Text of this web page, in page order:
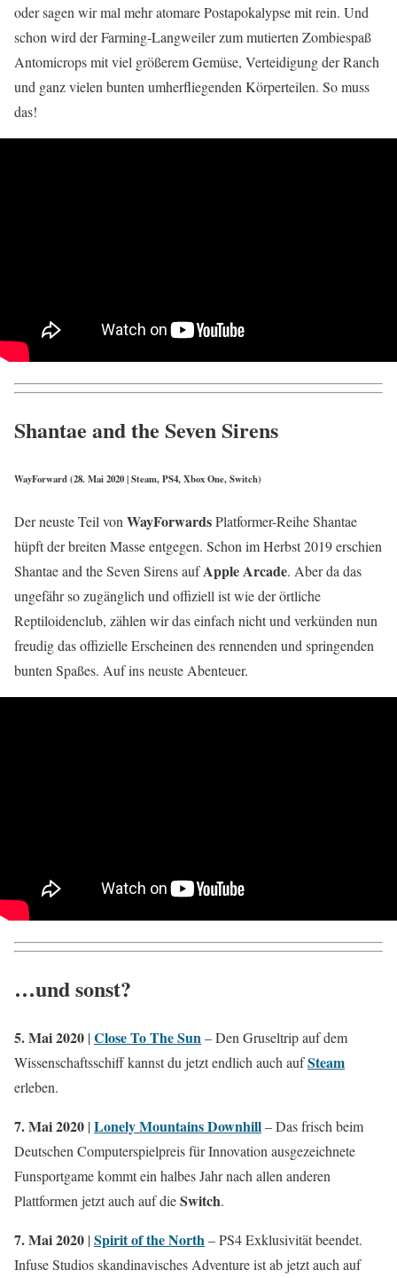
oder sagen wir mal mehr atomare Postapokalypse mit rein. Und
schon wird der Farming-Langweiler zum mutierten Zombiespaß
Antomicrops mit viel größerem Gemüse, Verteidigung der Ranch
und ganz vielen bunten umherfliegenden Körperteilen. So muss
das!
Shantae and the Seven Sirens
WayForward (28. Mai 2020 | Steam, PS4, Xbox One, Switch)
Der neuste Teil von WayForwardsPlatformer-Reihe Shantae
hüpft der breiten Masse entgegen. Schon im Herbst 2019 erschien
Shantae and the Seven Sirens aufApple Arcade. Aber da das
ungefähr so zugänglich und offiziell ist wie der örtliche
Reptiloidenclub, zählen wir das einfach nicht und verkünden nun
freudig das offizielle Erscheinen des rennenden und springenden
bunten Spaßes. Auf ins neuste Abenteuer.
…und sonst?
5. Mai 2020 |Close To The Sun– Den Gruseltrip auf dem
Wissenschaftsschiff kannst du jetzt endlich auch aufSteam
erleben.
7. Mai 2020 |Lonely Mountains Downhill– Das frisch beim
Deutschen Computerspielpreis für Innovation ausgezeichnete
Funsportgame kommt ein halbes Jahr nach allen anderen
Plattformen jetzt auch auf dieSwitch.
7. Mai 2020 |Spirit of the North– PS4 Exklusivität beendet.
Infuse Studios skandinavisches Adventure ist ab jetzt auch auf